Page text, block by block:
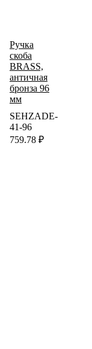
Ручка
скоба
BRASS,
античная
бронза 96
мм
SEHZADE-
41-96
759.78 ₽